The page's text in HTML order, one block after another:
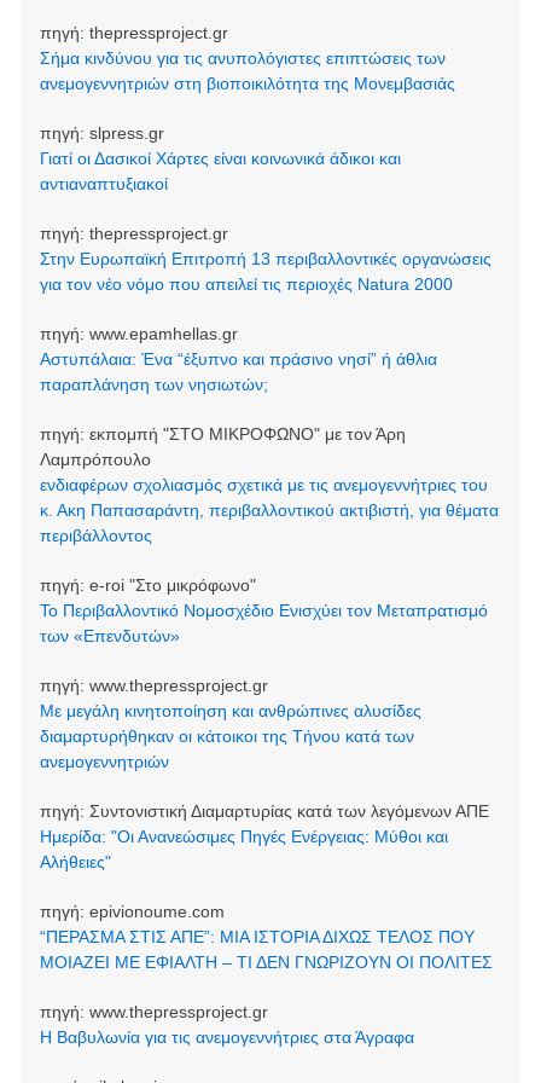
πηγή: thepressproject.gr
Σήμα κινδύνου για τις ανυπολόγιστες επιπτώσεις των
ανεμογεννητριών στη βιοποικιλότητα της Μονεμβασιάς
πηγή: slpress.gr
Γιατί οι Δασικοί Χάρτες είναι κοινωνικά άδικοι και
αντιαναπτυξιακοί
πηγή: thepressproject.gr
Στην Ευρωπαϊκή Επιτροπή 13 περιβαλλοντικές οργανώσεις
για τον νέο νόμο που απειλεί τις περιοχές Natura 2000
πηγή: www.epamhellas.gr
Αστυπάλαια: Ένα “έξυπνο και πράσινο νησί” ή άθλια
παραπλάνηση των νησιωτών;
πηγή: εκπομπή "ΣΤΟ ΜΙΚΡΟΦΩΝΟ" με τον Άρη
Λαμπρόπουλο
ενδιαφέρων σχολιασμός σχετικά με τις ανεμογεννήτριες του
κ. Ακη Παπασαράντη, περιβαλλοντικού ακτιβιστή, για θέματα
περιβάλλοντος
πηγή: e-roi "Στο μικρόφωνο"
Το Περιβαλλοντικό Νομοσχέδιο Ενισχύει τον Μεταπρατισμό
των «Επενδυτών»
πηγή: www.thepressproject.gr
Με μεγάλη κινητοποίηση και ανθρώπινες αλυσίδες
διαμαρτυρήθηκαν οι κάτοικοι της Τήνου κατά των
ανεμογεννητριών
πηγή: Συντονιστική Διαμαρτυρίας κατά των λεγόμενων ΑΠΕ
Ημερίδα: "Οι Ανανεώσιμες Πηγές Ενέργειας: Μύθοι και
Αλήθειες"
πηγή: epivionoume.com
“ΠΕΡΑΣΜΑ ΣΤΙΣ ΑΠΕ”: ΜΙΑ ΙΣΤΟΡΙΑ ΔΙΧΩΣ ΤΕΛΟΣ ΠΟΥ
ΜΟΙΑΖΕΙ ΜΕ ΕΦΙΑΛΤΗ – ΤΙ ΔΕΝ ΓΝΩΡΙΖΟΥΝ ΟΙ ΠΟΛΙΤΕΣ
πηγή: www.thepressproject.gr
Η Βαβυλωνία για τις ανεμογεννήτριες στα Άγραφα